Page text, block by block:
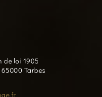
de loi 1905
Tarbes